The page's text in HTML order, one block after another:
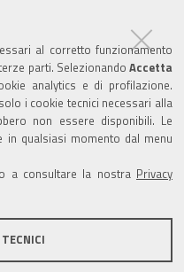
al corretto funzionamento
parti. Selezionando Accetta
analytics e di profilazione.
i cookie tecnici necessari alla
non essere disponibili. Le
in qualsiasi momento dal menu
a consultare la nostra
Privacy
TECNICI
i pagamenti
o con Avviso di
con PagoPA
Unica presso la